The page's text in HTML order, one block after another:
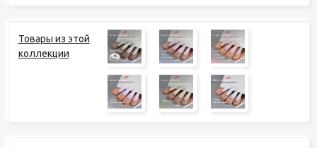
Товары из этой
коллекции